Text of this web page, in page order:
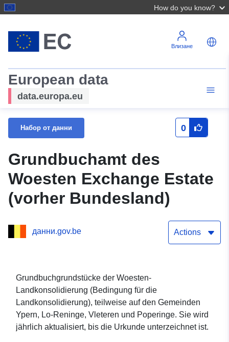
How do you know?
Влизане
European data
data.europa.eu
Набор от данни 0
Grundbuchamt des
Woesten Exchange Estate
(vorher Bundesland)
данни.gov.be Actions
Grundbuchgrundstücke der Woesten-
Landkonsolidierung (Bedingung für die
Landkonsolidierung), teilweise auf den Gemeinden
Ypern, Lo-Reninge, Vleteren und Poperinge. Sie wird
jährlich aktualisiert, bis die Urkunde unterzeichnet ist.